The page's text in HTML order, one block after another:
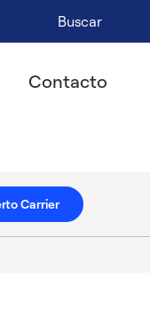
Buscar
Contacto
Carrier